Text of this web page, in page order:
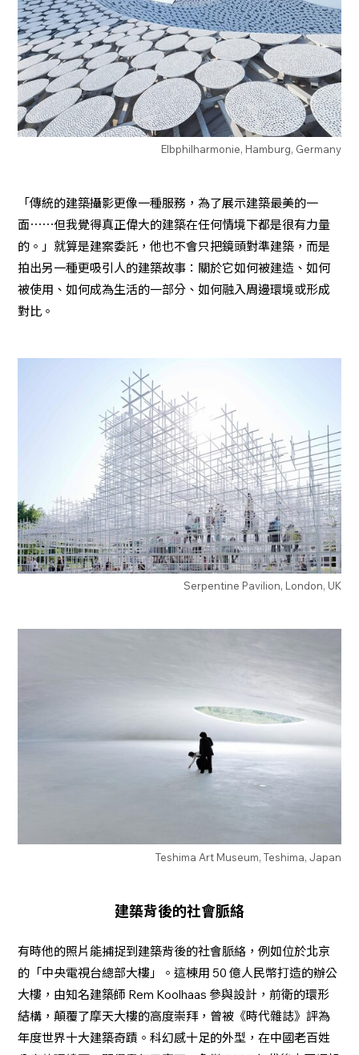
Elbphilharmonie, Hamburg, Germany
「傳統的建築攝影更像一種服務，為了展示建築最美的一
面⋯⋯但我覺得真正偉大的建築在任何情境下都是很有力量
的。」就算是建案委託，他也不會只把鏡頭對準建築，而是
拍出另一種更吸引人的建築故事：關於它如何被建造、如何
被使用、如何成為生活的一部分、如何融入周邊環境或形成
對比。
Serpentine Pavilion, London, UK
Teshima Art Museum, Teshima, Japan
建築背後的社會脈絡
有時他的照片能捕捉到建築背後的社會脈絡，例如位於北京
的「中央電視台總部大樓」。這棟用 50 億人民幣打造的辦公
大樓，由知名建築師 Rem Koolhaas 參與設計，前衛的環形
結構，顛覆了摩天大樓的高度崇拜，曾被《時代雜誌》評為
年度世界十大建築奇蹟。科幻感十足的外型，在中國老百姓